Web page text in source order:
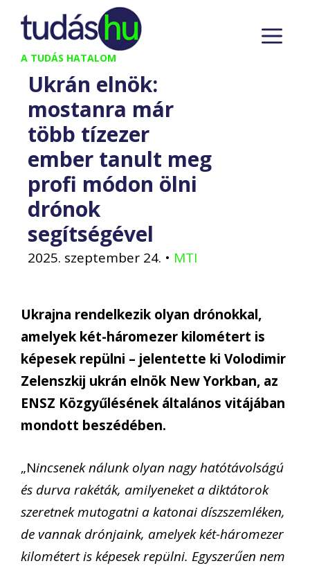
Kilépés
tartalomba
A TUDÁS HATALOM
Ukrán elnök:
mostanra már
több tízezer
ember tanult meg
profi módon ölni
drónok
segítségével
2025. szeptember 24. • MTI
Ukrajna rendelkezik olyan drónokkal,
amelyek két-háromezer kilométert is
képesek repülni – jelentette ki Volodimir
Zelenszkij ukrán elnök New Yorkban, az
ENSZ Közgyűlésének általános vitájában
mondott beszédében.
„Nincsenek nálunk olyan nagy hatótávolságú
és durva rakéták, amilyeneket a diktátorok
szeretnek mutogatni a katonai díszszemléken,
de vannak drónjaink, amelyek két-háromezer
kilométert is képesek repülni. Egyszerűen nem